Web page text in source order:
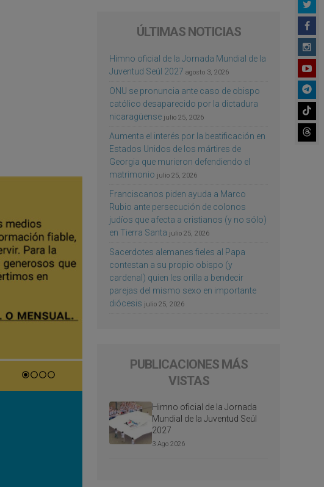
ÚLTIMAS NOTICIAS
Himno oficial de la Jornada Mundial de la
Juventud Seúl 2027 agosto 3, 2026
ONU se pronuncia ante caso de obispo
católico desaparecido por la dictadura
nicaragüense julio 25, 2026
Aumenta el interés por la beatificación en
Estados Unidos de los mártires de
Georgia que murieron defendiendo el
matrimonio julio 25, 2026
Franciscanos piden ayuda a Marco
Rubio ante persecución de colonos
judíos que afecta a cristianos (y no sólo)
en Tierra Santa julio 25, 2026
Sacerdotes alemanes fieles al Papa
contestan a su propio obispo (y
cardenal) quien les orilla a bendecir
parejas del mismo sexo en importante
diócesis julio 25, 2026
PUBLICACIONES MÁS
VISTAS
Himno oficial de la Jornada
Mundial de la Juventud Seúl
2027
3 Ago 2026